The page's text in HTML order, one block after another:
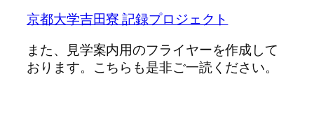
京都大学吉田寮 記録プロジェクト
また、見学案内用のフライヤーを作成して
おります。こちらも是非ご一読ください。